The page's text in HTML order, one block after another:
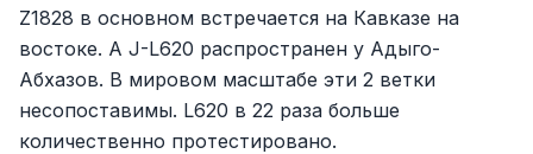
Z1828 в основном встречается на Кавказе на
востоке. А J-L620 распространен у Адыго-
Абхазов. В мировом масштабе эти 2 ветки
несопоставимы. L620 в 22 раза больше
количественно протестировано.